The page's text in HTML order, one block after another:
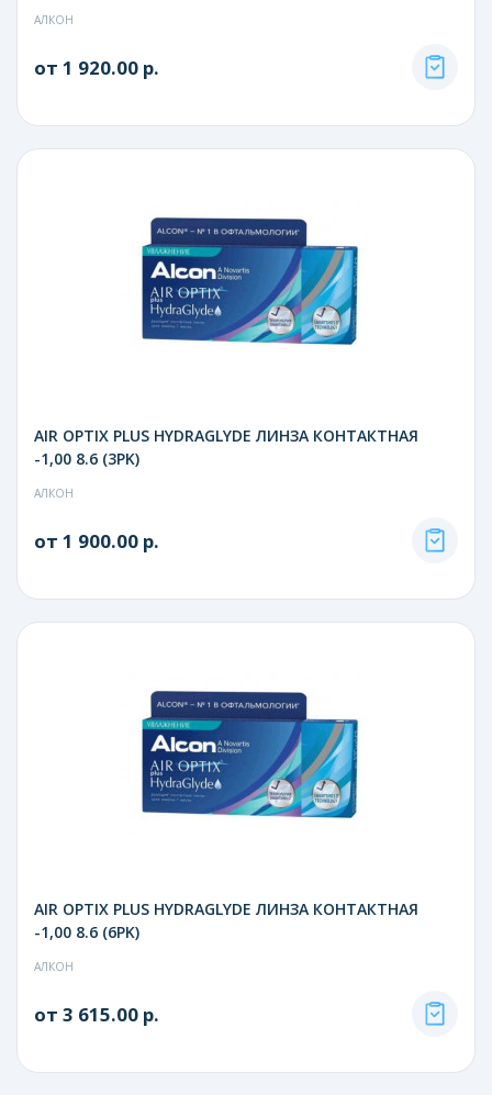
АЛКОН
от 1 920.00 р.
AIR OPTIX PLUS HYDRAGLYDE ЛИНЗА КОНТАКТНАЯ
-1,00 8.6 (3PK)
АЛКОН
от 1 900.00 р.
AIR OPTIX PLUS HYDRAGLYDE ЛИНЗА КОНТАКТНАЯ
-1,00 8.6 (6PK)
АЛКОН
от 3 615.00 р.